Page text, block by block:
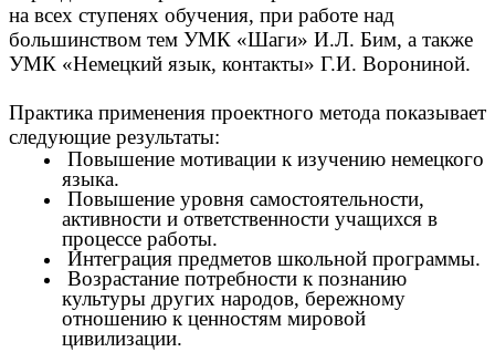
на всех ступенях обучения, при работе над
большинством тем УМК «Шаги» И.Л. Бим, а также
УМК «Немецкий язык, контакты» Г.И. Ворониной.
Практика применения проектного метода показывает
следующие результаты:
Повышение мотивации к изучению немецкого
языка.
Повышение уровня самостоятельности,
активности и ответственности учащихся в
процессе работы.
Интеграция предметов школьной программы.
Возрастание потребности к познанию
культуры других народов, бережному
отношению к ценностям мировой
цивилизации.